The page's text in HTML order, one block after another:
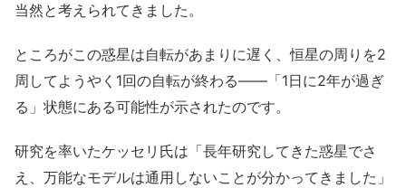
当然と考えられてきました。
ところがこの惑星は自転があまりに遅く、恒星の周りを2
周してようやく1回の自転が終わる――「1日に2年が過ぎ
る」状態にある可能性が示されたのです。
研究を率いたケッセリ氏は「長年研究してきた惑星でさ
え、万能なモデルは通用しないことが分かってきました」